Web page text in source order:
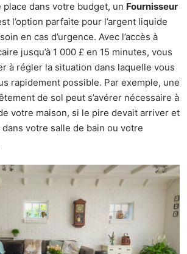
dans votre budget, un Fournisseur
l’option parfaite pour l’argent liquide
en cas d’urgence. Avec l’accès à
jusqu’à 1 000 £ en 15 minutes, vous
à régler la situation dans laquelle vous
rapidement possible. Par exemple, une
de sol peut s’avérer nécessaire à
votre maison, si le pire devait arriver et
dans votre salle de bain ou votre